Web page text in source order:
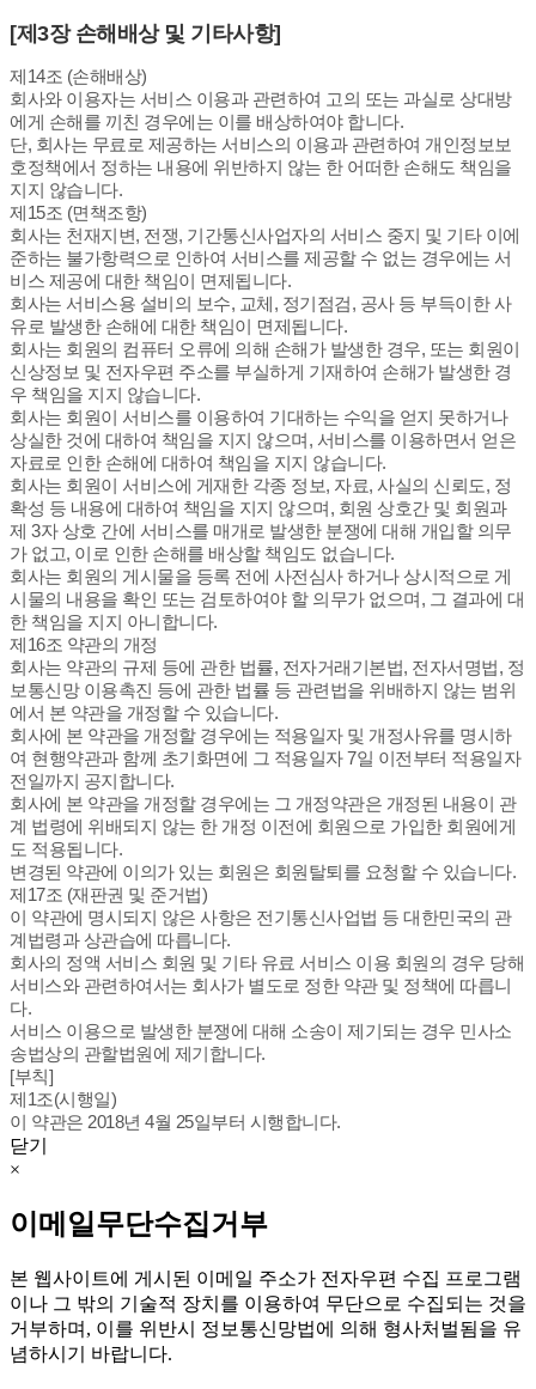
[제3장 손해배상 및 기타사항]
제14조 (손해배상)
회사와 이용자는 서비스 이용과 관련하여 고의 또는 과실로 상대방
에게 손해를 끼친 경우에는 이를 배상하여야 합니다.
단, 회사는 무료로 제공하는 서비스의 이용과 관련하여 개인정보보
호정책에서 정하는 내용에 위반하지 않는 한 어떠한 손해도 책임을
지지 않습니다.
제15조 (면책조항)
회사는 천재지변, 전쟁, 기간통신사업자의 서비스 중지 및 기타 이에
준하는 불가항력으로 인하여 서비스를 제공할 수 없는 경우에는 서
비스 제공에 대한 책임이 면제됩니다.
회사는 서비스용 설비의 보수, 교체, 정기점검, 공사 등 부득이한 사
유로 발생한 손해에 대한 책임이 면제됩니다.
회사는 회원의 컴퓨터 오류에 의해 손해가 발생한 경우, 또는 회원이
신상정보 및 전자우편 주소를 부실하게 기재하여 손해가 발생한 경
우 책임을 지지 않습니다.
회사는 회원이 서비스를 이용하여 기대하는 수익을 얻지 못하거나
상실한 것에 대하여 책임을 지지 않으며, 서비스를 이용하면서 얻은
자료로 인한 손해에 대하여 책임을 지지 않습니다.
회사는 회원이 서비스에 게재한 각종 정보, 자료, 사실의 신뢰도, 정
확성 등 내용에 대하여 책임을 지지 않으며, 회원 상호간 및 회원과
제 3자 상호 간에 서비스를 매개로 발생한 분쟁에 대해 개입할 의무
가 없고, 이로 인한 손해를 배상할 책임도 없습니다.
회사는 회원의 게시물을 등록 전에 사전심사 하거나 상시적으로 게
시물의 내용을 확인 또는 검토하여야 할 의무가 없으며, 그 결과에 대
한 책임을 지지 아니합니다.
제16조 약관의 개정
회사는 약관의 규제 등에 관한 법률, 전자거래기본법, 전자서명법, 정
보통신망 이용촉진 등에 관한 법률 등 관련법을 위배하지 않는 범위
에서 본 약관을 개정할 수 있습니다.
회사에 본 약관을 개정할 경우에는 적용일자 및 개정사유를 명시하
여 현행약관과 함께 초기화면에 그 적용일자 7일 이전부터 적용일자
전일까지 공지합니다.
회사에 본 약관을 개정할 경우에는 그 개정약관은 개정된 내용이 관
계 법령에 위배되지 않는 한 개정 이전에 회원으로 가입한 회원에게
도 적용됩니다.
변경된 약관에 이의가 있는 회원은 회원탈퇴를 요청할 수 있습니다.
제17조 (재판권 및 준거법)
이 약관에 명시되지 않은 사항은 전기통신사업법 등 대한민국의 관
계법령과 상관습에 따릅니다.
회사의 정액 서비스 회원 및 기타 유료 서비스 이용 회원의 경우 당해
서비스와 관련하여서는 회사가 별도로 정한 약관 및 정책에 따릅니
다.
서비스 이용으로 발생한 분쟁에 대해 소송이 제기되는 경우 민사소
송법상의 관할법원에 제기합니다.
[부칙]
제1조(시행일)
이 약관은 2018년 4월 25일부터 시행합니다.
닫기
×
이메일무단수집거부
본 웹사이트에 게시된 이메일 주소가 전자우편 수집 프로그램
이나 그 밖의 기술적 장치를 이용하여 무단으로 수집되는 것을
거부하며, 이를 위반시 정보통신망법에 의해 형사처벌됨을 유
념하시기 바랍니다.